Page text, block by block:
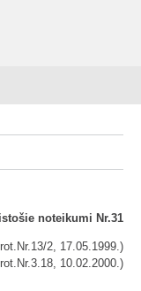
noteikumi Nr.31
2, 17.05.1999.)
10.02.2000.)